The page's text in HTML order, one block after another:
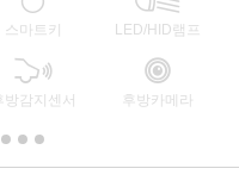
스마트키 LED/HID램프
방감지센서 후방카메라